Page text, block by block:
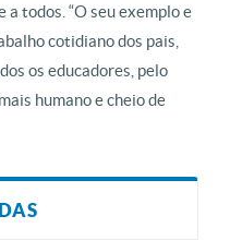
todos. “O seu exemplo e
cotidiano dos pais,
os educadores, pelo
humano e cheio de